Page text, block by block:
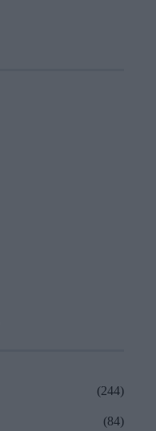
(244)
(84)